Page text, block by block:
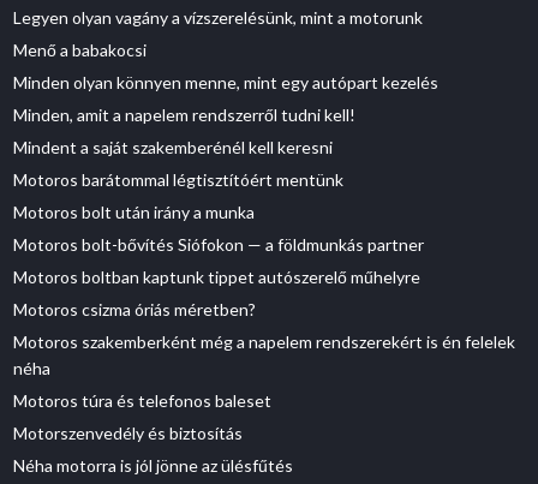
Legyen olyan vagány a vízszerelésünk, mint a motorunk
Menő a babakocsi
Minden olyan könnyen menne, mint egy autópart kezelés
Minden, amit a napelem rendszerről tudni kell!
Mindent a saját szakemberénél kell keresni
Motoros barátommal légtisztítóért mentünk
Motoros bolt után irány a munka
Motoros bolt-bővítés Siófokon — a földmunkás partner
Motoros boltban kaptunk tippet autószerelő műhelyre
Motoros csizma óriás méretben?
Motoros szakemberként még a napelem rendszerekért is én felelek
néha
Motoros túra és telefonos baleset
Motorszenvedély és biztosítás
Néha motorra is jól jönne az ülésfűtés